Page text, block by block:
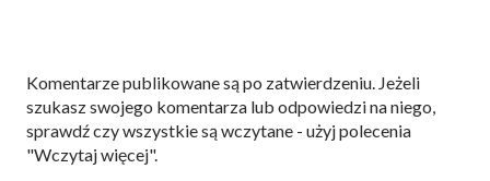
P
r
z
e
Komentarze publikowane są po zatwierdzeniu. Jeżeli
szukasz swojego komentarza lub odpowiedzi na niego,
sprawdź czy wszystkie są wczytane - użyj polecenia
"Wczytaj więcej".